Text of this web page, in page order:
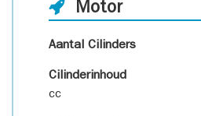
Motor
Aantal Cilinders
Cilinderinhoud
cc